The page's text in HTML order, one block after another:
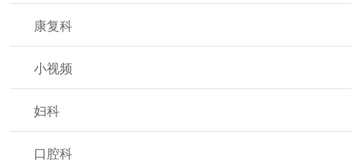
康复科
小视频
妇科
口腔科